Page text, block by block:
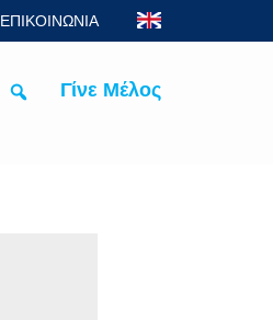
ΕΠΙΚΟΙΝΩΝΙΑ
Γίνε Μέλος